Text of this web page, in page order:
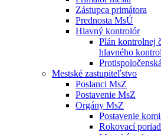
Zástupca primátora
Prednosta MsÚ
Hlavný kontrolór
Plán kontrolnej
hlavného
Mestské zastupiteľstvo
Poslanci MsZ
Postavenie MsZ
Orgány MsZ
Postavenie
Rokovací